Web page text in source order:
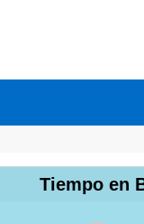
Tiempo en